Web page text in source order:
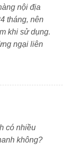
thường
lần giặt
được tự làm
tiếng Việt đi
nội địa
tháng, nên
khi sử dụng.
ngại liên
có nhiều
không?